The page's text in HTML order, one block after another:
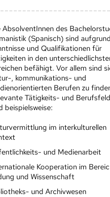
AbsolventInnen des
(Spanisch) sind
und Qualifikationen für
in den
befähigt. Vor allem sind
, kommunikations- und
Berufen zu
Tätigkeits- und
beispielsweise:
im interkulturellen
und Medienarbeit
Kooperation im
und Wissenschaft
und Archivwesen